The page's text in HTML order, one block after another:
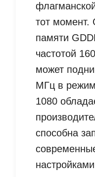
тот
памяти
частотой
может
МГц в
1080
способна